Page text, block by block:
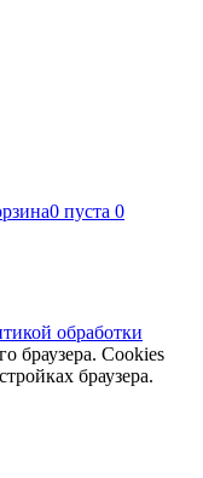
0 пуста 0
обработки
браузера. Cookies
браузера.